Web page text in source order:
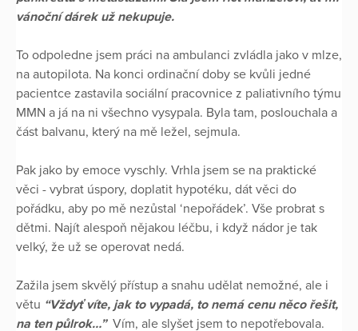
vánoční dárek už nekupuje.
To odpoledne jsem práci na ambulanci zvládla jako v mlze,
na autopilota. Na konci ordinační doby se kvůli jedné
pacientce zastavila sociální pracovnice z paliativního týmu
MMN a já na ni všechno vysypala. Byla tam, poslouchala a
část balvanu, který na mě ležel, sejmula.
Pak jako by emoce vyschly. Vrhla jsem se na praktické
věci - vybrat úspory, doplatit hypotéku, dát věci do
pořádku, aby po mě nezůstal ‘nepořádek’. Vše probrat s
dětmi. Najít alespoň nějakou léčbu, i když nádor je tak
velký, že už se operovat nedá.
Zažila jsem skvělý přístup a snahu udělat nemožné, ale i
větu “Vždyť víte, jak to vypadá, to nemá cenu něco řešit,
na ten půlrok…”Vím, ale slyšet jsem to nepotřebovala.